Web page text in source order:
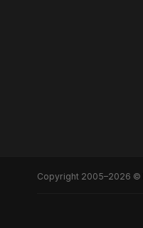
Copyright 2005–2026 ©